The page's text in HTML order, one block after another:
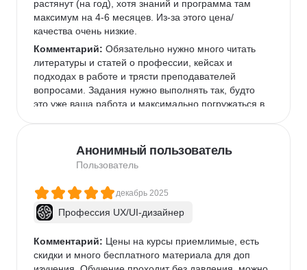
растянут (на год), хотя знаний и программа там
максимум на 4-6 месяцев. Из-за этого цена/
качества очень низкие.
Комментарий: Обязательно нужно много читать
литературы и статей о профессии, кейсах и
подходах в работе и трясти преподавателей
вопросами. Задания нужно выполнять так, будто
это уже ваша работа и максимально погружаться в
Анонимный пользователь
Пользователь
декабрь 2025
Профессия UX/UI-дизайнер
Комментарий: Цены на курсы приемлимые, есть
скидки и много бесплатного материала для доп